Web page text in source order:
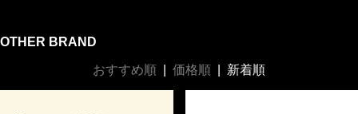
OTHER BRAND
おすすめ順 価格順 新着順